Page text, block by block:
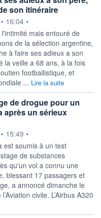
son itinéraire
par
• 16:04 •
mais entouré de
de la sélection argentine,
à faire ses adieux a son
la veille a 68 ans, à la fois
footballistique, et
... Lire la suite
de drogue pour un
après un sérieux
par
• 15:49 •
est soumis à un test
de substances
qu'un vol a connu une
blessant 17 passagers et
a annoncé dimanche le
civile. L’Airbus A320